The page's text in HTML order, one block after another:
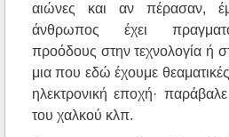
αιώνες και αν πέρασαν,
άνθρωπος έχει
προόδους στην τεχνολογία ή
μια που εδώ έχουμε
ηλεκτρονική εποχή·
του χαλκού κλπ.